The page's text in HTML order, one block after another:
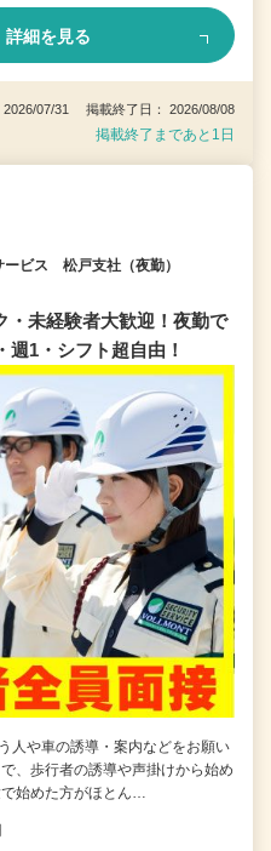
詳細を見る
2026/07/31 掲載終了日： 2026/08/08
掲載終了まであと1日
ビス 松戸支社（夜勤）
・未経験者大歓迎！夜勤で
1・シフト超自由！
人や車の誘導・案内などをお願い
、歩行者の誘導や声掛けから始め
始めた方がほとん…